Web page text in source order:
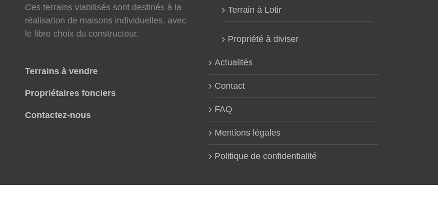
Ces terrains viabilisés sont destinés à la
réalisation de maisons individuelles, avec
le libre choix du constructeur.
Terrains à vendre
Propriétaires fonciers
Contactez-nous
Terrain à Lotir
Propriété à diviser
Actualités
Contact
FAQ
Mentions légales
Politique de confidentialité